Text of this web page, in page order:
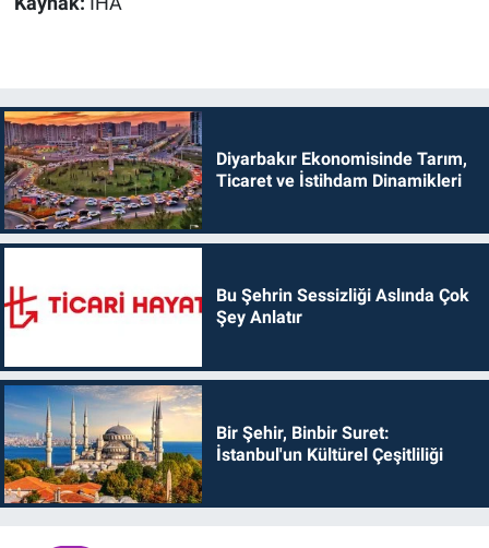
Diyarbakır Ekonomisinde Tarım,
Ticaret ve İstihdam Dinamikleri
Bu Şehrin Sessizliği Aslında Çok
Şey Anlatır
Bir Şehir, Binbir Suret:
İstanbul'un Kültürel Çeşitliliği